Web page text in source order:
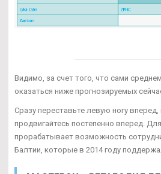
Видимо, за счет того, что сами
оказаться ниже прогнозируемых
Сразу переставьте левую ногу
продвигайтесь постепенно вперед.
прорабатывает возможность
Балтии, которые в 2014 году